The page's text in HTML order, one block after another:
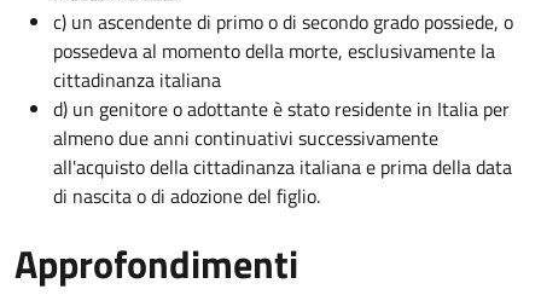
c) un ascendente di primo o di secondo grado possiede, o
possedeva al momento della morte, esclusivamente la
cittadinanza italiana
d) un genitore o adottante è stato residente in Italia per
almeno due anni continuativi successivamente
all'acquisto della cittadinanza italiana e prima della data
di nascita o di adozione del figlio.
Approfondimenti